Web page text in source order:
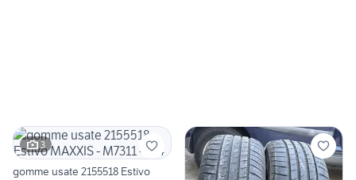
3
gomme usate 2155518 Estivo